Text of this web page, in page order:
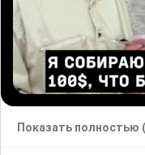
Показать полностью